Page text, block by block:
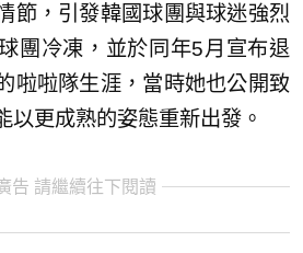
節，引發韓國球團與球迷強烈
團冷凍，並於同年5月宣布退
啦啦隊生涯，當時她也公開致
以更成熟的姿態重新出發。
告 請繼續往下閱讀